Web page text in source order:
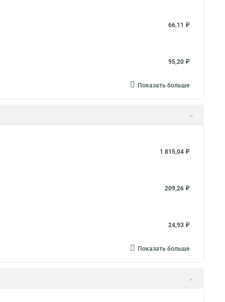
66,11 ₽
95,20 ₽
Показать больше
1 815,04 ₽
209,26 ₽
24,93 ₽
Показать больше